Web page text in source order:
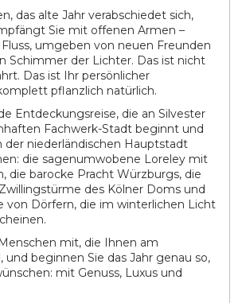
das alte Jahr verabschiedet sich,
Sie mit offenen Armen –
umgeben von neuen Freunden
Schimmer der Lichter. Das ist nicht
Das ist Ihr persönlicher
pflanzlich natürlich.
Entdeckungsreise, die an Silvester
Fachwerk-Stadt beginnt und
der niederländischen Hauptstadt
die sagenumwobene Loreley mit
die barocke Pracht Würzburgs, die
des Kölner Doms und
von Dörfern, die im winterlichen Licht
mit, die Ihnen am
und beginnen Sie das Jahr genau so,
mit Genuss, Luxus und